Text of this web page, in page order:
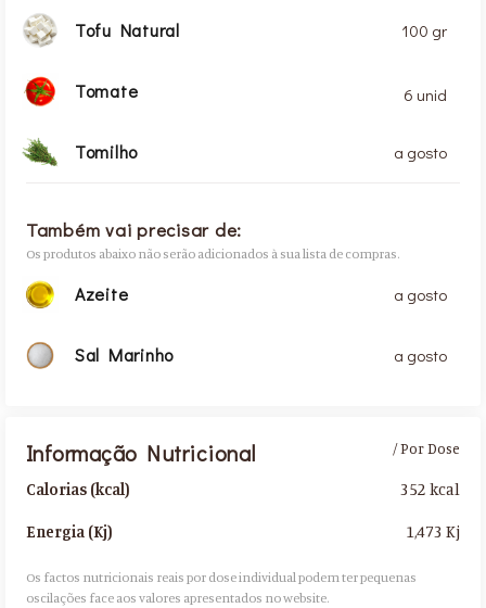
Tofu Natural 100 gr
Tomate 6 unid
Tomilho a gosto
Também vai precisar de:
Os produtos abaixo não serão adicionados à sua lista de compras.
Azeite a gosto
Sal Marinho a gosto
Informação Nutricional
Calorias (kcal)
Energia (Kj)
/ Por Dose
352 kcal
1,473 Kj
Os factos nutricionais reais por dose individual podem ter pequenas
oscilações face aos valores apresentados no website.​